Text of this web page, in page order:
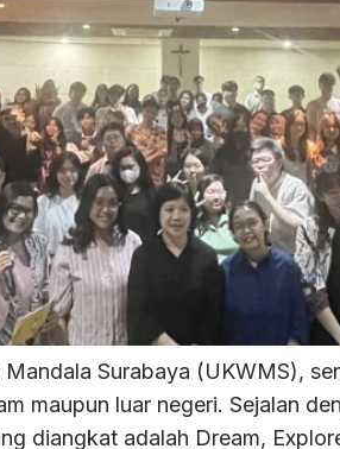
Surabaya (UKWMS),
maupun luar negeri. Sejalan
diangkat adalah Dream,